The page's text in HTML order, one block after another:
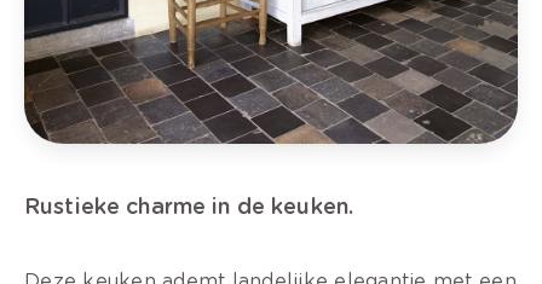
Rustieke charme in de keuken.